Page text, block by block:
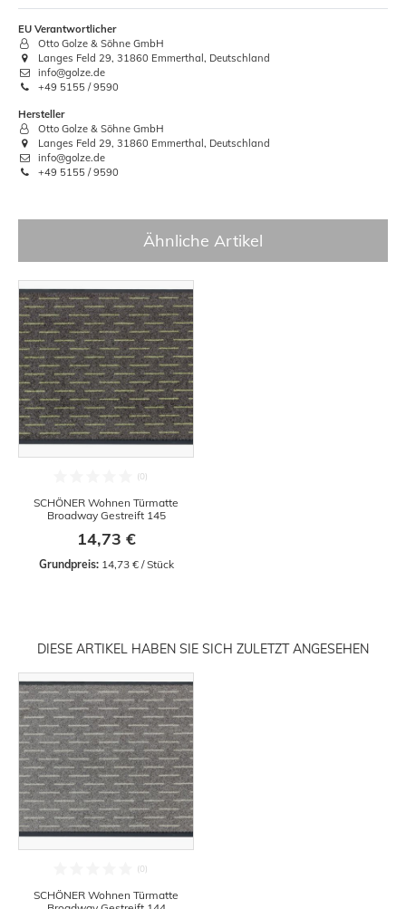
EU Verantwortlicher
Otto Golze & Söhne GmbH
Langes Feld 29, 31860 Emmerthal, Deutschland
info@golze.de
+49 5155 / 9590
Hersteller
Otto Golze & Söhne GmbH
Langes Feld 29, 31860 Emmerthal, Deutschland
info@golze.de
+49 5155 / 9590
Ähnliche Artikel
SCHÖNER Wohnen Türmatte
Broadway Gestreift 145
14,73 €
Grundpreis: 14,73 € / Stück
DIESE ARTIKEL HABEN SIE SICH ZULETZT ANGESEHEN
SCHÖNER Wohnen Türmatte